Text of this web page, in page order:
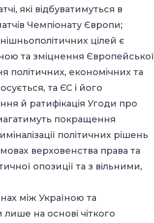
які відбуватимуться в
Чемпіонату Європи;
цілей є
та зміцнення Європейської
політичних, економічних та
та ЄС і його
й ратифікація Угоди про
покращення
політичних рішень
верховенства права та
опозиції та з вільними,
між Україною та
на основі чіткого